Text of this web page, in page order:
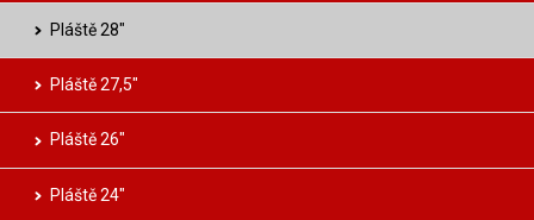
Pláště 28″
Pláště 27,5″
Pláště 26″
Pláště 24″